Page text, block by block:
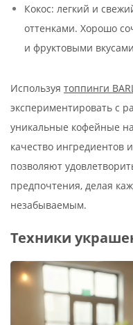
Кокос: легкий и
оттенками. Хорошо
и фруктовыми
Используя топпинги
экспериментировать с
уникальные кофейные
качество ингредиентов
позволяют
предпочтения, делая
незабываемым.
Техники